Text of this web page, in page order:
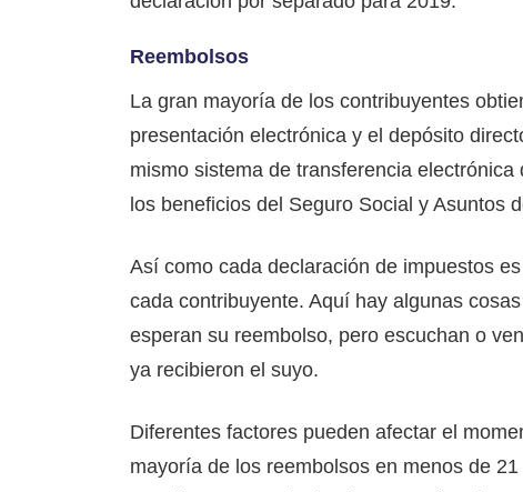
Reembolsos
La gran mayoría de los contribuyentes
presentación electrónica y el depósito
mismo sistema de transferencia
los beneficios del Seguro Social y Asuntos
Así como cada declaración de impuestos
cada contribuyente. Aquí hay algunas
esperan su reembolso, pero escuchan o
ya recibieron el suyo.
Diferentes factores pueden afectar el
mayoría de los reembolsos en menos de